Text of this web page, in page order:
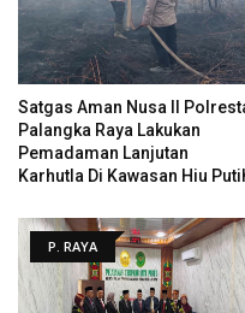
Satgas Aman Nusa II
Palangka Raya Lakukan
Pemadaman Lanjutan
Karhutla Di Kawasan Hiu
P. RAYA